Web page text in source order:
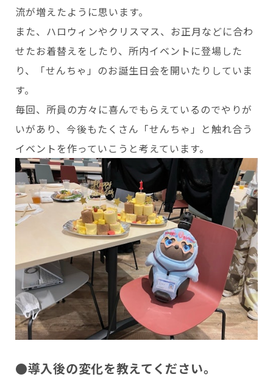
流が増えたように思います。
また、ハロウィンやクリスマス、お正月などに合わ
せたお着替えをしたり、所内イベントに登場した
り、「せんちゃ」のお誕生日会を開いたりしていま
す。
毎回、所員の方々に喜んでもらえているのでやりが
いがあり、今後もたくさん「せんちゃ」と触れ合う
イベントを作っていこうと考えています。
●導入後の変化を教えてください。